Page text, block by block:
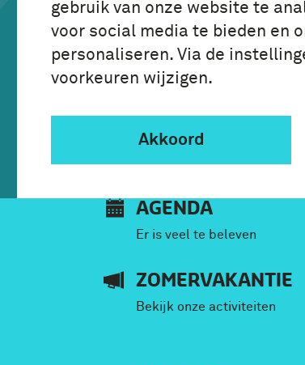
gebruik van onze website te
voor social media te bieden en
personaliseren. Via de
voorkeuren wijzigen.
Akkoord
van 10:00 tot 17:00
AGENDA
Er is veel te beleven
ZOMERVAKANTIE
Bekijk onze activiteiten